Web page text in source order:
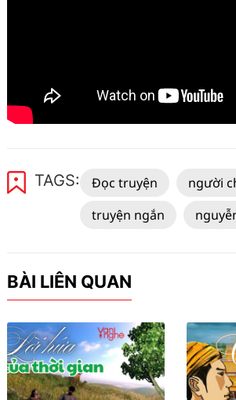
TAGS: Đọc truyện
người
truyện ngắn
BÀI LIÊN QUAN